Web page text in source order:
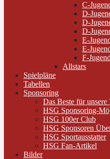
C-
D-
D-
D-
E-
E-
F-
Allstars
Spielpläne
Tabellen
Sponsoring
Das Beste für unsere
HSG Sponsoring-
HSG 100er Club
HSG Sponsoren
HSG Sportausstatter
HSG Fan-Artikel
Bilder